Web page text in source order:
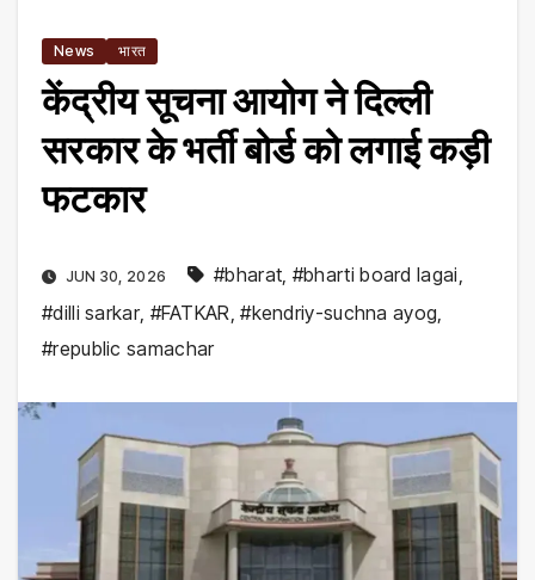
News भारत
केंद्रीय सूचना आयोग ने दिल्ली
सरकार के भर्ती बोर्ड को लगाई कड़ी
फटकार
JUN 30, 2026 #bharat #bharti board lagai
#dilli sarkar, #FATKAR ,#kendriy-suchna ayog
#republic samachar